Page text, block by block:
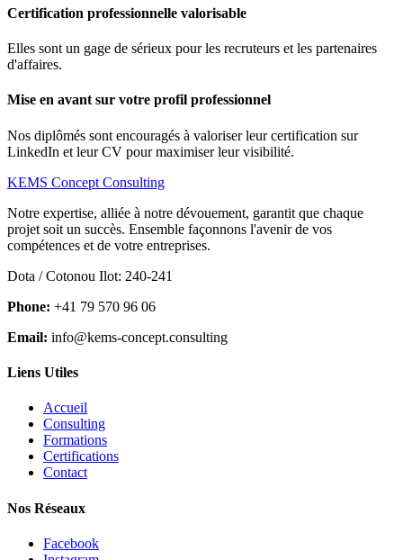
Certification professionnelle valorisable
Elles sont un gage de sérieux pour les recruteurs et les partenaires
d'affaires.
Mise en avant sur votre profil professionnel
Nos diplômés sont encouragés à valoriser leur certification sur
LinkedIn et leur CV pour maximiser leur visibilité.
KEMS Concept Consulting
Notre expertise, alliée à notre dévouement, garantit que chaque
projet soit un succès. Ensemble façonnons l'avenir de vos
compétences et de votre entreprises.
Dota / Cotonou Ilot: 240-241
Phone: +41 79 570 96 06
Email: info@kems-concept.consulting
Liens Utiles
Accueil
Consulting
Formations
Certifications
Contact
Nos Réseaux
Facebook